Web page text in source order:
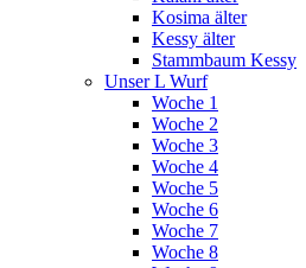
Kosima älter
Kessy älter
Stammbaum Kessy
Unser L Wurf
Woche 1
Woche 2
Woche 3
Woche 4
Woche 5
Woche 6
Woche 7
Woche 8